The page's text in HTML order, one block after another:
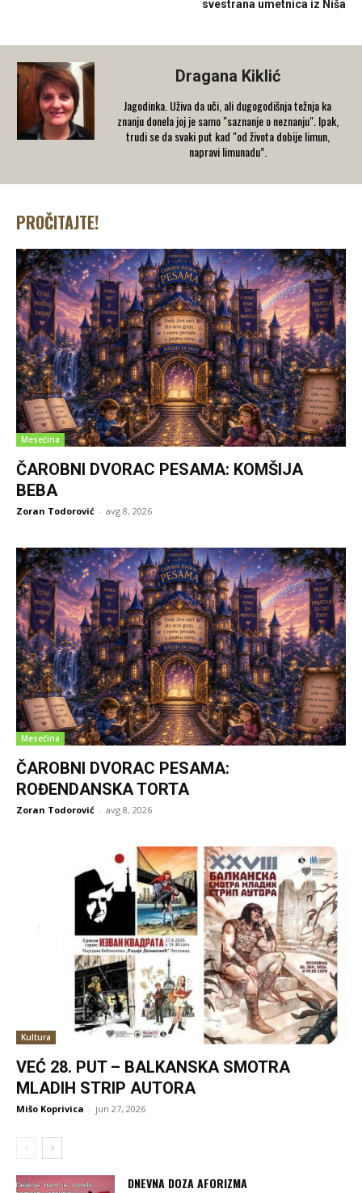
svestrana umetnica iz Niša
Dragana Kiklić
Jagodinka. Uživa da uči, ali dugogodišnja težnja ka
znanju donela joj je samo "saznanje o neznanju". Ipak,
trudi se da svaki put kad "od života dobije limun,
napravi limunadu”.
PROČITAJTE!
Mesečina
ČAROBNI DVORAC PESAMA: KOMŠIJA
BEBA
Zoran Todorović - avg 8, 2026
Mesečina
ČAROBNI DVORAC PESAMA:
ROĐENDANSKA TORTA
Zoran Todorović - avg 8, 2026
Kultura
VEĆ 28. PUT – BALKANSKA SMOTRA
MLADIH STRIP AUTORA
Mišo Koprivica - jun 27, 2026
DNEVNA DOZA AFORIZMA